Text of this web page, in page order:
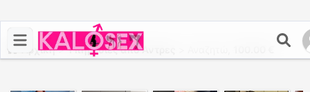
Αρχική >Υπηρεσίες από Άντρες